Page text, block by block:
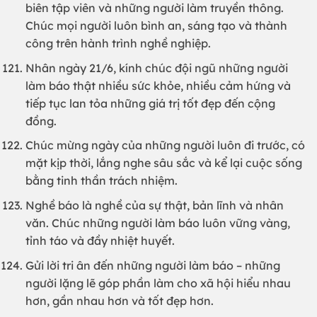
biên tập viên và những người làm truyền thông.
Chúc mọi người luôn bình an, sáng tạo và thành
công trên hành trình nghề nghiệp.
Nhân ngày 21/6, kính chúc đội ngũ những người
làm báo thật nhiều sức khỏe, nhiều cảm hứng và
tiếp tục lan tỏa những giá trị tốt đẹp đến cộng
đồng.
Chúc mừng ngày của những người luôn đi trước, có
mặt kịp thời, lắng nghe sâu sắc và kể lại cuộc sống
bằng tinh thần trách nhiệm.
Nghề báo là nghề của sự thật, bản lĩnh và nhân
văn. Chúc những người làm báo luôn vững vàng,
tỉnh táo và đầy nhiệt huyết.
Gửi lời tri ân đến những người làm báo – những
người lặng lẽ góp phần làm cho xã hội hiểu nhau
hơn, gần nhau hơn và tốt đẹp hơn.